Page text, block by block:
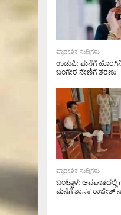
ಪ್ರಾದೇಶಿಕ ಸುದ್ದಿಗಳು
ಉಡುಪಿ: ಮನೆಗೆ
ಬಂಗೇರ ನೇಣಿಗೆ ಶರಣು
ಪ್ರಾದೇಶಿಕ ಸುದ್ದಿಗಳು
ಬಂಟ್ವಾಳ:
ಮನೆಗೆ ಶಾಸಕ ರಾಜೇಶ್